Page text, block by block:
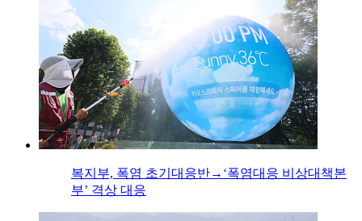
복지부, 폭염 초기대응반→‘폭염대응 비상대책본
부’ 격상 대응